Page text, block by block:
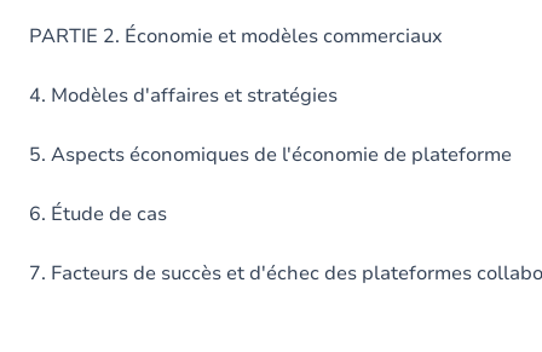
PARTIE 2. Économie et modèles commerciaux
4. Modèles d'affaires et stratégies
5. Aspects économiques de l'économie de plateforme
6. Étude de cas
7. Facteurs de succès et d'échec des plateformes